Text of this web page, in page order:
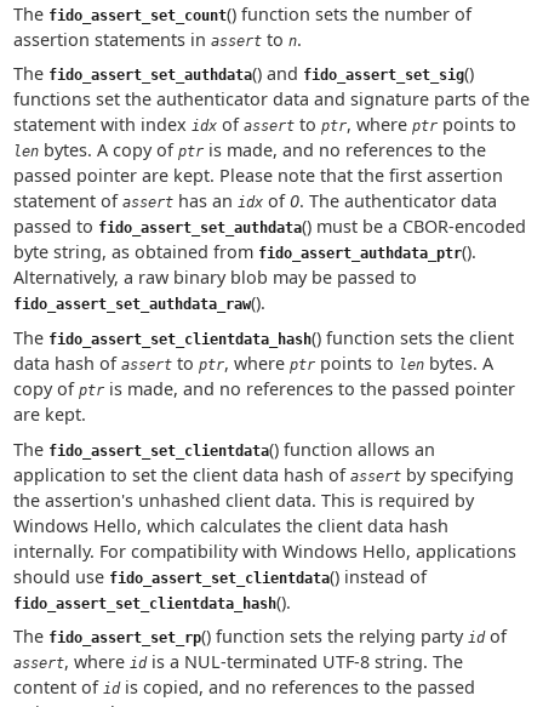
The fido_assert_set_count() function sets the number of
assertion statements in assertto n.
The fido_assert_set_authdata() and fido_assert_set_sig()
functions set the authenticator data and signature parts of the
statement with index idxof assertto ptr, where ptrpoints to
lenbytes. A copy of ptris made, and no references to the
passed pointer are kept. Please note that the first assertion
statement of asserthas an idxof0. The authenticator data
passed to fido_assert_set_authdata() must be a CBOR-encoded
byte string, as obtained from fido_assert_authdata_ptr().
Alternatively, a raw binary blob may be passed to
fido_assert_set_authdata_raw().
The fido_assert_set_clientdata_hash() function sets the client
data hash of assertto ptr, where ptrpoints to lenbytes. A
copy of ptris made, and no references to the passed pointer
are kept.
The fido_assert_set_clientdata() function allows an
application to set the client data hash of assertby specifying
the assertion's unhashed client data. This is required by
Windows Hello, which calculates the client data hash
internally. For compatibility with Windows Hello, applications
should use fido_assert_set_clientdata() instead of
fido_assert_set_clientdata_hash().
The fido_assert_set_rp() function sets the relying party idof
assert, where idis a NUL-terminated UTF-8 string. The
content of idis copied, and no references to the passed